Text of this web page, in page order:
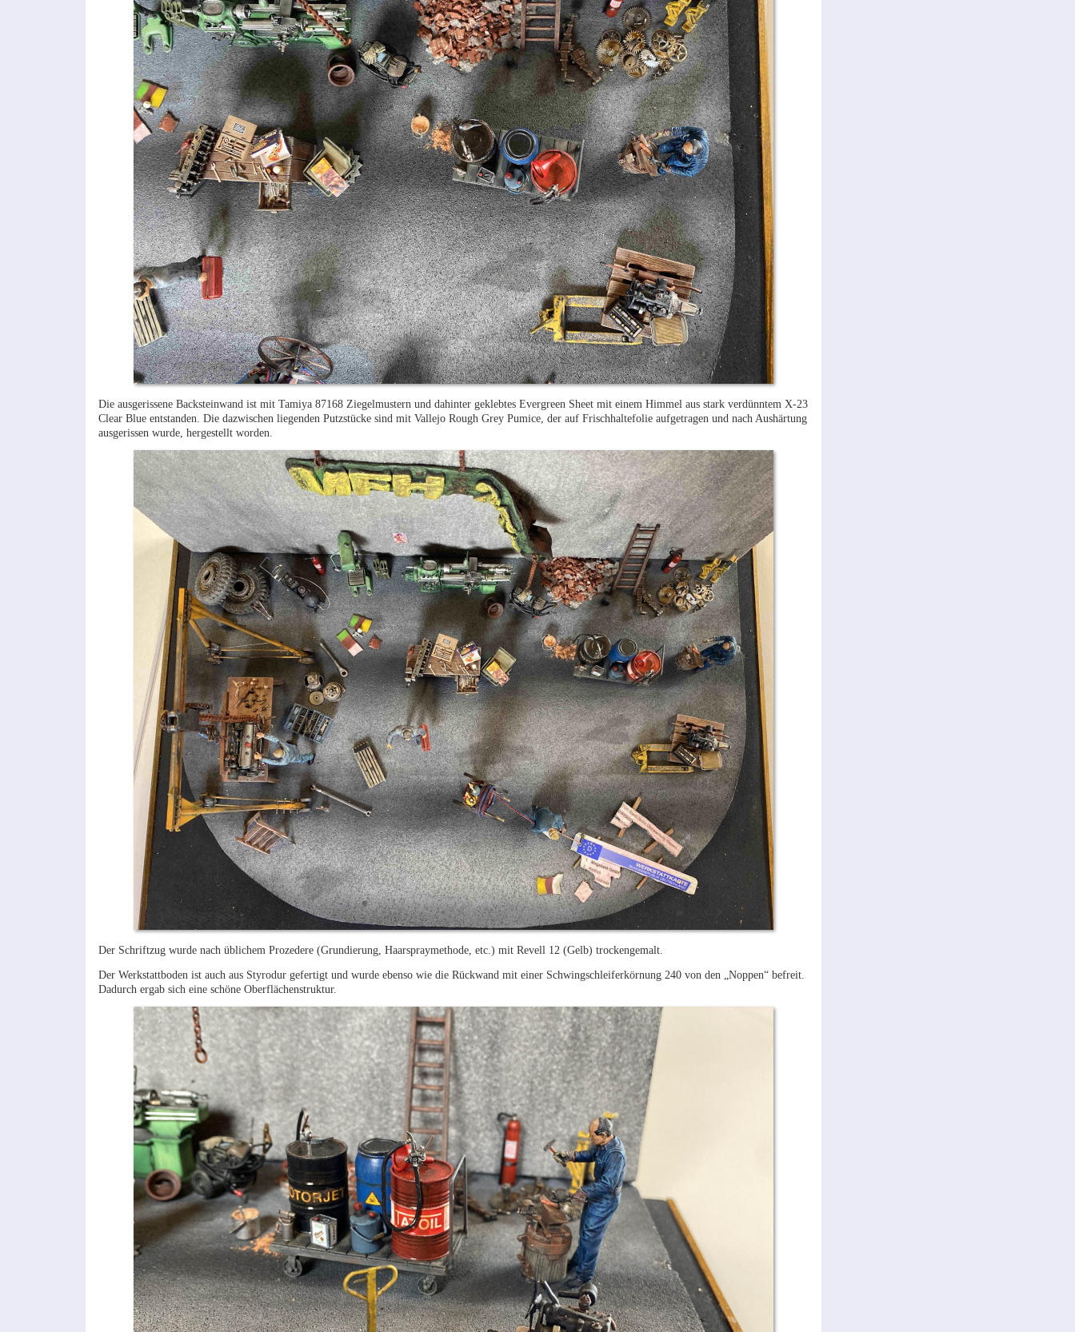
Die ausgerissene Backsteinwand ist mit Tamiya 87168 Ziegelmustern und dahinter geklebtes Evergreen Sheet mit einem Himmel aus stark verdünntem X-23
Clear Blue entstanden. Die dazwischen liegenden Putzstücke sind mit Vallejo Rough Grey Pumice, der auf Frischhaltefolie aufgetragen und nach Aushärtung
ausgerissen wurde, hergestellt worden.
Der Schriftzug wurde nach üblichem Prozedere (Grundierung, Haarspraymethode, etc.) mit Revell 12 (Gelb) trockengemalt.
Der Werkstattboden ist auch aus Styrodur gefertigt und wurde ebenso wie die Rückwand mit einer Schwingschleiferkörnung 240 von den „Noppen“ befreit.
Dadurch ergab sich eine schöne Oberflächenstruktur.